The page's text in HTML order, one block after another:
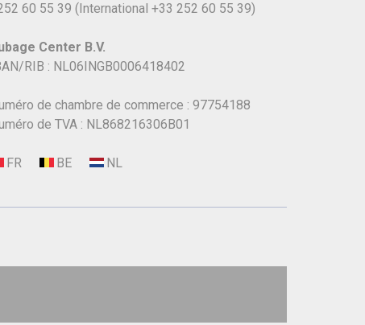
60 55 39 (International +33 252 60 55 39)
Center B.V.
RIB : NL06INGB0006418402
de chambre de commerce : 97754188
de TVA : NL868216306B01